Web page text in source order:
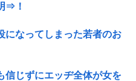
⇒！
になってしまった若者のお
信じずにエッヂ全体が女を